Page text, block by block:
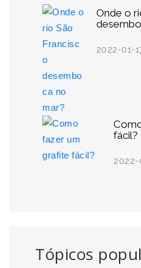
Onde o
2022-01-
fácil?
2022-
Tópicos